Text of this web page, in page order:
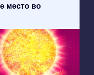
место во